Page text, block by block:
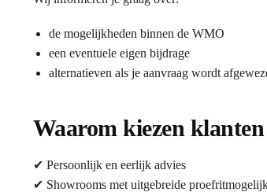
de mogelijkheden binnen de WMO
een eventuele eigen bijdrage
alternatieven als je aanvraag wordt
Waarom kiezen
✔ Persoonlijk en eerlijk advies
✔ Showrooms met uitgebreide